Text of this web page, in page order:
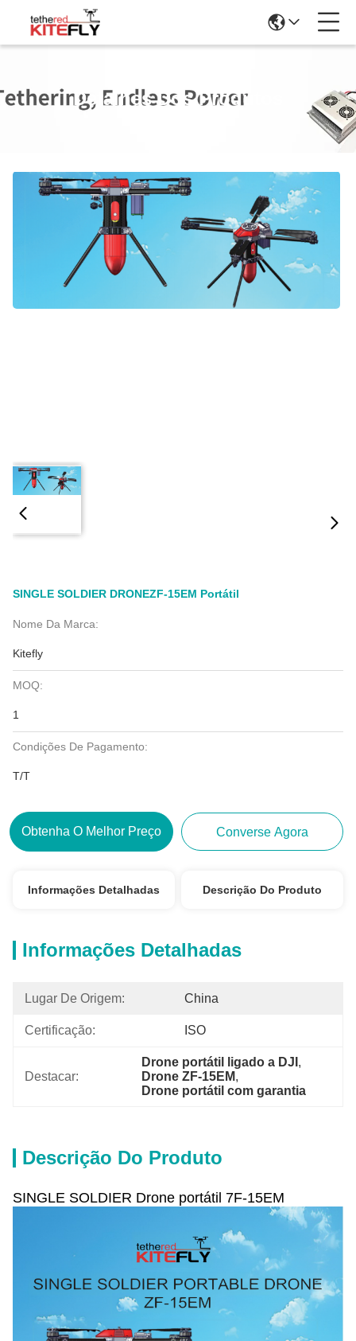
Detalhes Dos Produtos
SINGLE SOLDIER DRONEZF-15EM Portátil
Nome Da Marca:
Kitefly
MOQ:
1
Condições De Pagamento:
T/T
Obtenha O Melhor Preço Converse Agora
Informações Detalhadas Descrição Do Produto
Informações Detalhadas
Lugar De Origem: China
Certificação: ISO
Destacar:
Drone portátil ligado a DJI ,
Drone ZF-15EM,
Drone portátil com garantia
Descrição Do Produto
SINGLE SOLDIER Drone portátil 7F-15EM